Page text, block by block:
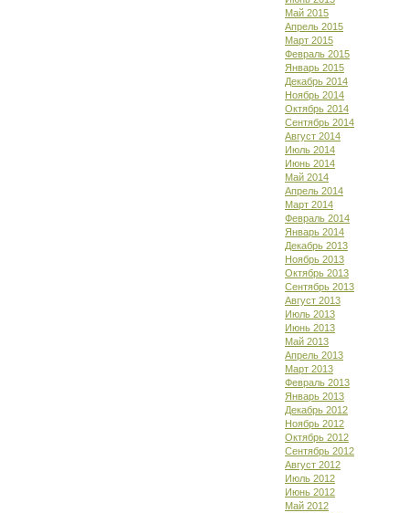
Май 2015
Апрель 2015
Март 2015
Февраль 2015
Январь 2015
Декабрь 2014
Ноябрь 2014
Октябрь 2014
Сентябрь 2014
Август 2014
Июль 2014
Июнь 2014
Май 2014
Апрель 2014
Март 2014
Февраль 2014
Январь 2014
Декабрь 2013
Ноябрь 2013
Октябрь 2013
Сентябрь 2013
Август 2013
Июль 2013
Июнь 2013
Май 2013
Апрель 2013
Март 2013
Февраль 2013
Январь 2013
Декабрь 2012
Ноябрь 2012
Октябрь 2012
Сентябрь 2012
Август 2012
Июль 2012
Июнь 2012
Май 2012